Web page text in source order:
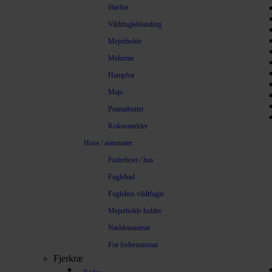
Hørfrø
Vildtfugleblanding
Mejsebolde
Melorme
Hampfrø
Majs
Peanutbutter
Kokosnødder
Huse / automater
Foderbræt / hus
Fuglebad
Fuglehus vildtfugle
Mejsebolde holder
Nøddeautomat
Frø foderautomat
Fjerkræ